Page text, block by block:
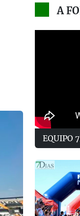
A
EQUIPO